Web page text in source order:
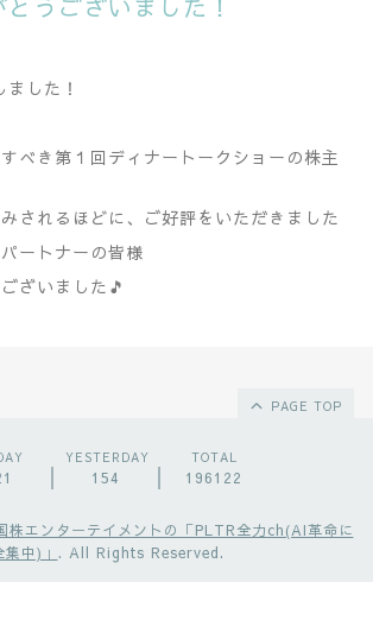
うございました！
した！
べき第１回ディナートークショーの株主
されるほどに、ご好評をいただきました
ートナーの皆様
ざいました🎵
PAGE TOP
YESTERDAY
154
TOTAL
196122
株エンターテイメントの「PLTR全力ch(AI革命に
集中)」 . All Rights Reserved.